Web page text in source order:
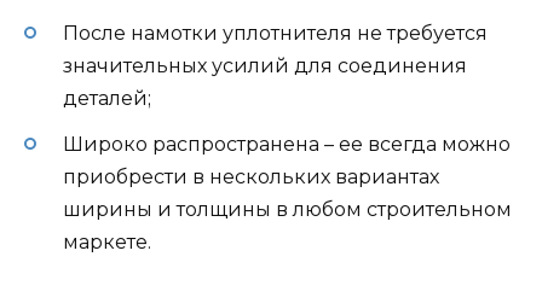
После намотки уплотнителя не требуется
значительных усилий для соединения
деталей;
Широко распространена – ее всегда можно
приобрести в нескольких вариантах
ширины и толщины в любом строительном
маркете.